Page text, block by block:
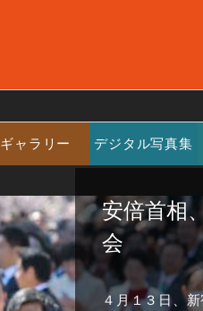
ギャラリー デジタル写真集
安倍首相
会
４月１３日、